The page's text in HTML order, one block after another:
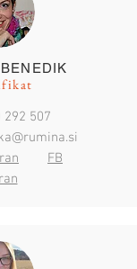
292 507
FB